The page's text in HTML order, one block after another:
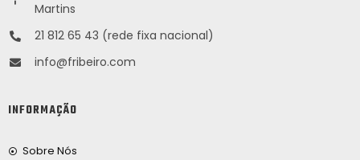
Martins
21 812 65 43 (rede fixa nacional)
info@fribeiro.com
INFORMAÇÃO
Sobre Nós